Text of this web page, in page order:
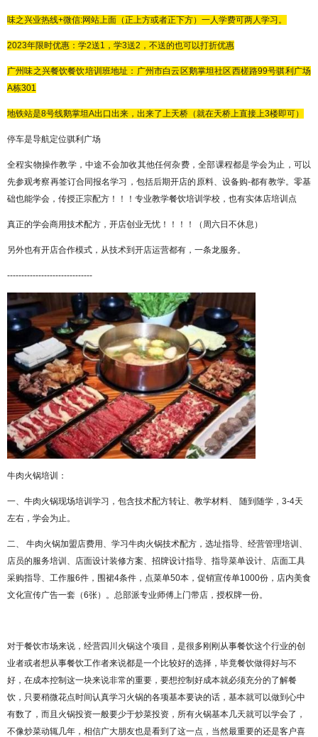
味之兴业热线+微信:网站上面（正上方或者正下方）一人学费可两人学习。
2023年限时优惠：学2送1，学3送2，不送的也可以打折优惠
广州味之兴餐饮餐饮培训班地址：广州市白云区鹅掌坦社区西槎路99号骐利广场
A栋301
地铁站是8号线鹅掌坦A出口出来，出来了上天桥（就在天桥上直接上3楼即可）
停车是导航定位骐利广场
全程实物操作教学，中途不会加收其他任何杂费，全部课程都是学会为止，可以
先参观考察再签订合同报名学习，包括后期开店的原料、设备购-都有教学。零基
础也能学会，传授正宗配方！！！专业教学餐饮培训学校，也有实体店培训点
真正的学会商用技术配方，开店创业无忧！！！！（周六日不休息）
另外也有开店合作模式，从技术到开店运营都有，一条龙服务。
------------------------------
牛肉火锅培训：
一、牛肉火锅现场培训学习，包含技术配方转让、教学材料、 随到随学， 3-4天
左右，学会为止。
二、 牛肉火锅加盟店费用、学习牛肉火锅技术配方，选址指导、经营管理培训、
店员的服务培训、店面设计装修方案、招牌设计指导、指导菜单设计、店面工具
采购指导、工作服6件，围裙4条件，点菜单50本，促销宣传单1000份，店内美食
文化宣传广告一套（6张）。总部派专业师傅上门带店，授权牌一份。
对于餐饮市场来说，经营四川火锅这个项目，是很多刚刚从事餐饮这个行业的创
业者或者想从事餐饮工作者来说都是一个比较好的选择，毕竟餐饮做得好与不
好，在成本控制这一块来说非常的重要，要想控制好成本就必须充分的了解餐
饮，只要稍微花点时间认真学习火锅的各项基本要诀的话，基本就可以做到心中
有数了，而且火锅投资一般要少于炒菜投资，所有火锅基本几天就可以学会了，
不像炒菜动辄几年，相信广大朋友也是看到了这一点，当然最重要的还是客户喜